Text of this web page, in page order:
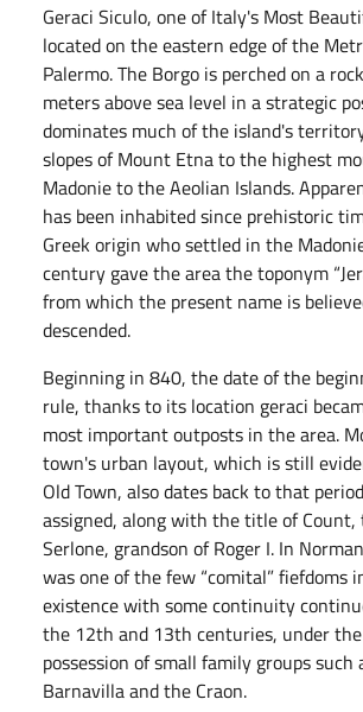
Geraci Siculo, one of Italy's Most
located on the eastern edge of the
Palermo. The Borgo is perched on a
meters above sea level in a strategic
dominates much of the island's
slopes of Mount Etna to the highest
Madonie to the Aeolian Islands.
has been inhabited since prehistoric
Greek origin who settled in the
century gave the area the toponym
from which the present name is
descended.
Beginning in 840, the date of the
rule, thanks to its location geraci
most important outposts in the area.
town's urban layout, which is still
Old Town, also dates back to that
assigned, along with the title of
Serlone, grandson of Roger I. In
was one of the few “comital” fiefdoms
existence with some continuity
the 12th and 13th centuries, under
possession of small family groups such
Barnavilla and the Craon.